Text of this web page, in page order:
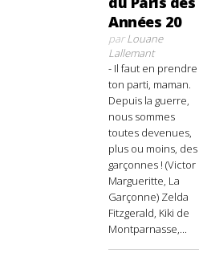
Années 20
parLouane
Lallemant
- Il faut en prendre
ton parti, maman.
Depuis la guerre,
nous sommes
toutes devenues,
plus ou moins, des
garçonnes ! (Victor
Margueritte, La
Garçonne) Zelda
Fitzgerald, Kiki de
Montparnasse,...